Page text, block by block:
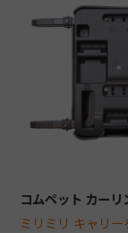
コムペット カーリ
ミリミリ キャリー